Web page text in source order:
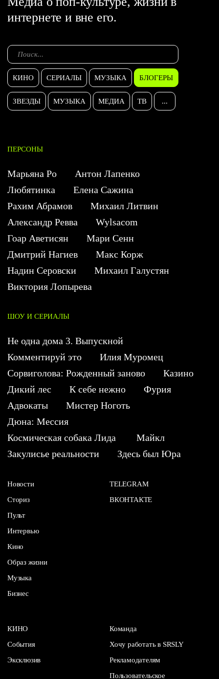
интернете и вне его.
КИНО СЕРИАЛЫ МУЗЫКА БЛОГЕРЫ
ЗВЕЗДЫ МУЗЫКА МЕДИА ТВ ...
ПЕРСОНЫ
Марьяна Ро
Антон Лапенко
Любятинка
Елена Сажина
Рахим Абрамов
Михаил Литвин
Александр Ревва
Wylsacom
Гоар Аветисян
Мари Сенн
Дмитрий Нагиев
Макс Корж
Надин Серовски
Михаил Галустян
Виктория Лопырева
ШОУ И СЕРИАЛЫ
Не одна дома 3. Выпускной
Комментируй это
Илия Муромец
Сорвиголова: Рожденный заново
Казино
Дикий лес
К себе нежно
Фурия
Адвокаты
Мистер Ноготь
Дюна: Мессия
Космическая собака Лида
Майкл
Закулисье реальности
Здесь был Юра
Новости
Сториз
Пульт
Интервью
Кино
Образ жизни
Музыка
Бизнес
TELEGRAM
ВКОНТАКТЕ
КИНО
События
Эксклюзив
Команда
Хочу работать в SRSLY
Рекламодателям
Пользовательское